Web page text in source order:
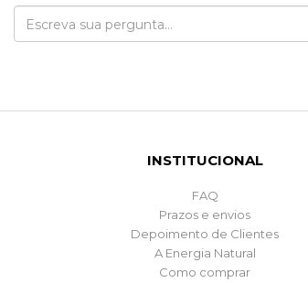
INSTITUCIONAL
FAQ
Prazos e envios
Depoimento de Clientes
A Energia Natural
Como comprar